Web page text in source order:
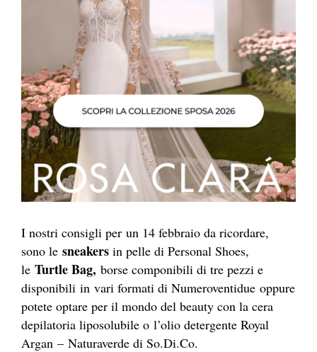
I nostri consigli per un 14 febbraio da ricordare,
sono le sneakers in pelle di Personal Shoes,
le Turtle Bag, borse componibili di tre pezzi e
disponibili in vari formati di Numeroventidue oppure
potete optare per il mondo del beauty con la cera
depilatoria liposolubile o l’olio detergente Royal
Argan – Naturaverde di So.Di.Co.